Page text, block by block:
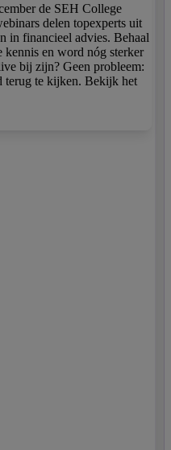
de SEH College
delen topexperts uit
in financieel advies. Behaal
kennis en word nóg sterker
bij zijn? Geen probleem:
terug te kijken. Bekijk het